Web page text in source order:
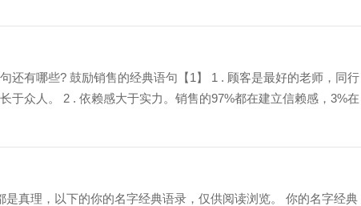
还有哪些? 鼓励销售的经典语句【1】 1 . 顾客是最好的老师，同行
于众人。 2 . 依赖感大于实力。销售的97%都在建立信赖感，3%在
真理，以下的你的名字经典语录，仅供阅读浏览。 你的名字经典